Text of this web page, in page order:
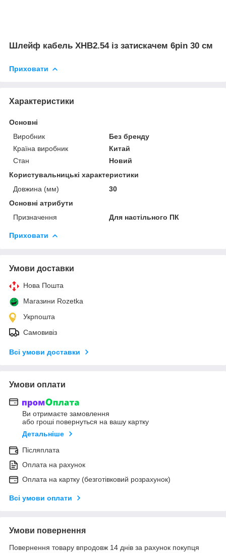
Шлейф кабель XHB2.54 із затискачем 6pin 30 см
Приховати
Характеристики
Основні
Виробник
Без бренду
Країна виробник
Китай
Стан
Новий
Користувальницькі характеристики
Довжина (мм)
30
Основні атрибути
Призначення
Для настільного ПК
Приховати
Умови доставки
Нова Пошта
Магазини Rozetka
Укрпошта
Самовивіз
Всі умови доставки
Умови оплати
Ви отримаєте замовлення
або гроші повернуться на вашу картку
Детальніше
Післяплата
Оплата на рахунок
Оплата на картку (безготівковий розрахунок)
Всі умови оплати
Умови повернення
Повернення товару впродовж 14 днів за рахунок покупця